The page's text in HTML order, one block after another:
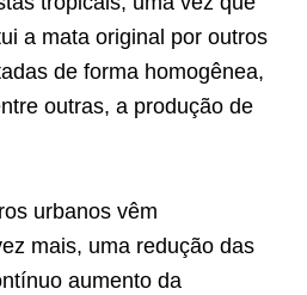
a mata original por outros
de forma homogênea,
outras, a produção de
urbanos vêm
mais, uma redução das
aumento da